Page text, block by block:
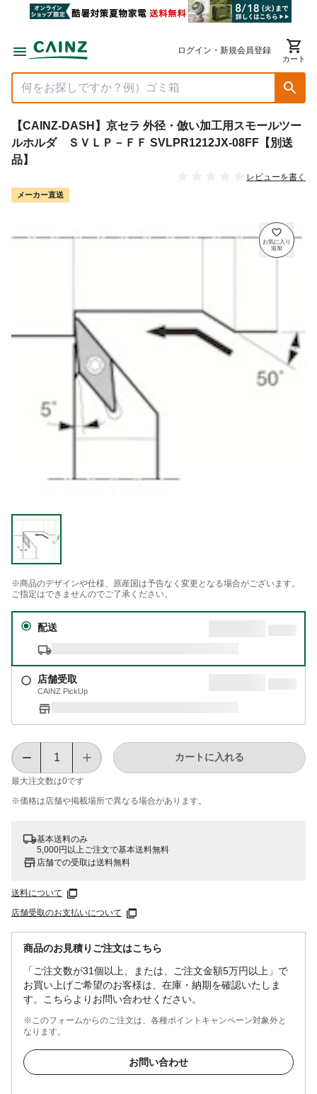
ログイン・新規会員登録
カート
【CAINZ-DASH】京セラ 外径・倣い加工用スモールツー
ルホルダ ＳＶＬＰ－ＦＦ SVLPR1212JX-08FF【別送
品】
レビューを書く
メーカー直送
※商品のデザインや仕様、原産国は予告なく変更となる場合がございます。
ご指定はできませんのでご了承ください。
配送
店舗受取
CAINZ PickUp
最大注文数は0です
カートに入れる
※価格は​店舗や​掲載場所で​異なる​場合が​あります。
基本送料のみ
5,000円以上ご注文で基本送料無料
店舗での受取は送料無料
送料について
店舗受取のお支払いについて
商品のお見積りご注文はこちら
「ご注文数が31個以上、または、ご注文金額5万円以上」で
お買い上げご希望のお客様は、在庫・納期を確認いたしま
す。こちらよりお問い合わせください。
※このフォームからのご注文は、各種ポイントキャンペーン対象外と
なります。
お問い合わせ